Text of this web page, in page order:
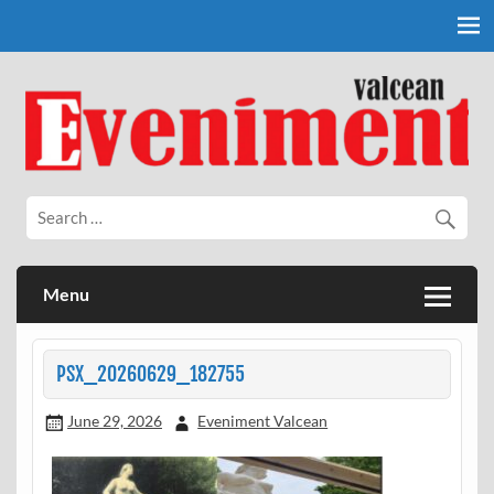
Eveniment Valcean
Menu
PSX_20260629_182755
June 29, 2026 Eveniment Valcean